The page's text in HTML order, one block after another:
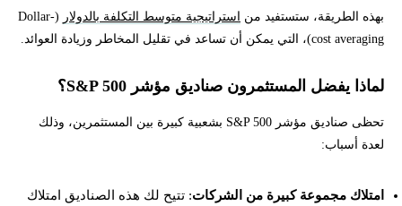
بهذه الطريقة، ستستفيد من استراتيجية متوسط التكلفة بالدولار
(Dollar-
cost averaging)، التي يمكن أن تساعد في تقليل المخاطر وزيادة العوائد.
لماذا يفضل المستثمرون صناديق مؤشر S&P 500؟
تحظى صناديق مؤشر S&P 500 بشعبية كبيرة بين المستثمرين، وذلك
لعدة أسباب:
امتلاك مجموعة كبيرة من الشركات: تتيح لك هذه الصناديق امتلاك